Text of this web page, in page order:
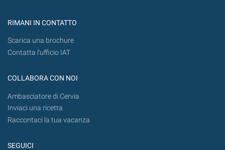
RIMANI IN CONTATTO
Scarica una brochure
Contatta l'ufficio IAT
COLLABORA CON NOI
Ambasciatore di Cervia
Inviaci una ricetta
Raccontaci la tua vacanza
SEGUICI